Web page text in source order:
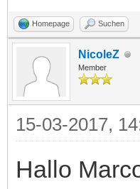
Homepage Suchen
NicoleZ
Member
15-03-2017,
Hallo